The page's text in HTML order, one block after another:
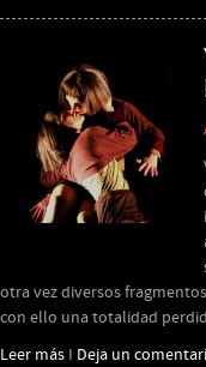
otra vez diversos
con ello una totalidad
Leer más I Deja un